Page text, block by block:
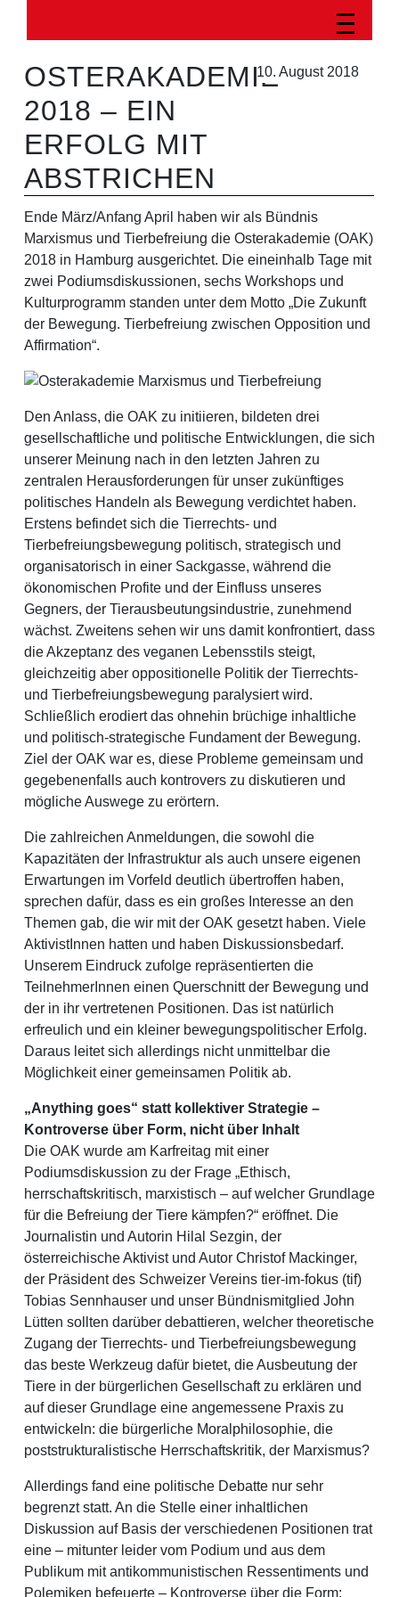
10. August 2018
OSTERAKADEMIE
2018 – EIN
ERFOLG MIT
ABSTRICHEN
Ende März/Anfang April haben wir als Bündnis
Marxismus und Tierbefreiung die Osterakademie (OAK)
2018 in Hamburg ausgerichtet. Die eineinhalb Tage mit
zwei Podiumsdiskussionen, sechs Workshops und
Kulturprogramm standen unter dem Motto „Die Zukunft
der Bewegung. Tierbefreiung zwischen Opposition und
Affirmation“.
Den Anlass, die OAK zu initiieren, bildeten drei
gesellschaftliche und politische Entwicklungen, die sich
unserer Meinung nach in den letzten Jahren zu
zentralen Herausforderungen für unser zukünftiges
politisches Handeln als Bewegung verdichtet haben.
Erstens befindet sich die Tierrechts- und
Tierbefreiungsbewegung politisch, strategisch und
organisatorisch in einer Sackgasse, während die
ökonomischen Profite und der Einfluss unseres
Gegners, der Tierausbeutungsindustrie, zunehmend
wächst. Zweitens sehen wir uns damit konfrontiert, dass
die Akzeptanz des veganen Lebensstils steigt,
gleichzeitig aber oppositionelle Politik der Tierrechts-
und Tierbefreiungsbewegung paralysiert wird.
Schließlich erodiert das ohnehin brüchige inhaltliche
und politisch-strategische Fundament der Bewegung.
Ziel der OAK war es, diese Probleme gemeinsam und
gegebenenfalls auch kontrovers zu diskutieren und
mögliche Auswege zu erörtern.
Die zahlreichen Anmeldungen, die sowohl die
Kapazitäten der Infrastruktur als auch unsere eigenen
Erwartungen im Vorfeld deutlich übertroffen haben,
sprechen dafür, dass es ein großes Interesse an den
Themen gab, die wir mit der OAK gesetzt haben. Viele
AktivistInnen hatten und haben Diskussionsbedarf.
Unserem Eindruck zufolge repräsentierten die
TeilnehmerInnen einen Querschnitt der Bewegung und
der in ihr vertretenen Positionen. Das ist natürlich
erfreulich und ein kleiner bewegungspolitischer Erfolg.
Daraus leitet sich allerdings nicht unmittelbar die
Möglichkeit einer gemeinsamen Politik ab.
„Anything goes“ statt kollektiver Strategie –
Kontroverse über Form, nicht über Inhalt
Die OAK wurde am Karfreitag mit einer
Podiumsdiskussion zu der Frage „Ethisch,
herrschaftskritisch, marxistisch – auf welcher Grundlage
für die Befreiung der Tiere kämpfen?“ eröffnet. Die
Journalistin und Autorin Hilal Sezgin, der
österreichische Aktivist und Autor Christof Mackinger,
der Präsident des Schweizer Vereins tier-im-fokus (tif)
Tobias Sennhauser und unser Bündnismitglied John
Lütten sollten darüber debattieren, welcher theoretische
Zugang der Tierrechts- und Tierbefreiungsbewegung
das beste Werkzeug dafür bietet, die Ausbeutung der
Tiere in der bürgerlichen Gesellschaft zu erklären und
auf dieser Grundlage eine angemessene Praxis zu
entwickeln: die bürgerliche Moralphilosophie, die
poststrukturalistische Herrschaftskritik, der Marxismus?
Allerdings fand eine politische Debatte nur sehr
begrenzt statt. An die Stelle einer inhaltlichen
Diskussion auf Basis der verschiedenen Positionen trat
eine – mitunter leider vom Podium und aus dem
Publikum mit antikommunistischen Ressentiments und
Polemiken befeuerte – Kontroverse über die Form: